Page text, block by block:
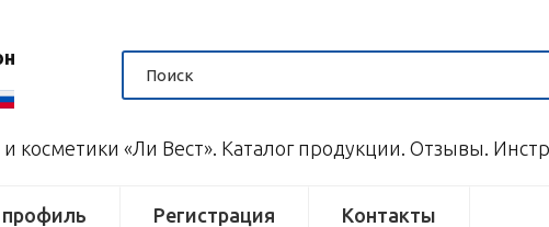
косметики «Ли Вест». Каталог продукции. Отзывы.
Регистрация Контакты